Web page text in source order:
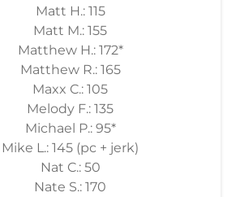
Matt H.: 115
Matt M.: 155
Matthew H.: 172*
Matthew R.: 165
Maxx C.: 105
Melody F.: 135
Michael P.: 95*
Mike L.: 145 (pc + jerk)
Nat C.: 50
Nate S.: 170